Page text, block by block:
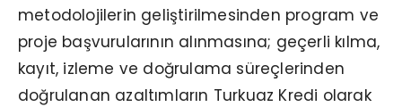
metodolojilerin geliştirilmesinden program ve
proje başvurularının alınmasına; geçerli kılma,
kayıt, izleme ve doğrulama süreçlerinden
doğrulanan azaltımların Turkuaz Kredi olarak